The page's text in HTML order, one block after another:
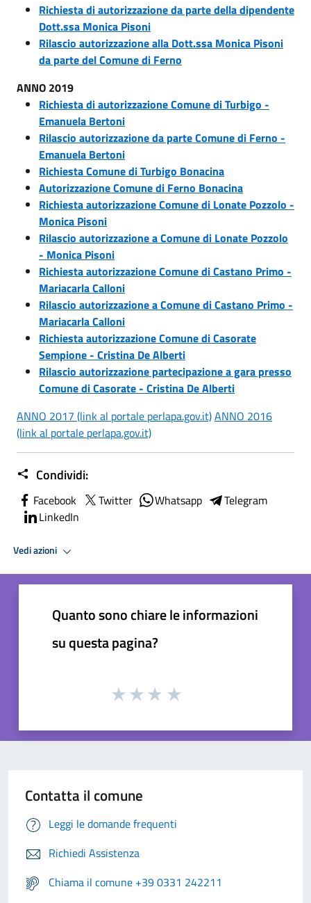
Richiesta di autorizzazione da parte della dipendente
Dott.ssa Monica Pisoni
Rilascio autorizzazione alla Dott.ssa Monica Pisoni
da parte del Comune di Ferno
ANNO 2019
Richiesta di autorizzazione Comune di Turbigo -
Emanuela Bertoni
Rilascio autorizzazione da parte Comune di Ferno -
Emanuela Bertoni
Richiesta Comune di Turbigo Bonacina
Autorizzazione Comune di Ferno Bonacina
Richiesta autorizzazione Comune di Lonate Pozzolo -
Monica Pisoni
Rilascio autorizzazione a Comune di Lonate Pozzolo
- Monica Pisoni
Richiesta autorizzazione Comune di Castano Primo -
Mariacarla Calloni
Rilascio autorizzazione a Comune di Castano Primo -
Mariacarla Calloni
Richiesta autorizzazione Comune di Casorate
Sempione - Cristina De Alberti
Rilascio autorizzazione partecipazione a gara presso
Comune di Casorate - Cristina De Alberti
ANNO 2017 (link al portale perlapa.gov.it)ANNO 2016
(link al portale perlapa.gov.it)
Condividi:
Facebook Twitter Whatsapp
Telegram
LinkedIn
Vedi azioni
Quanto sono chiare le informazioni
su questa pagina?
Contatta il comune
Leggi le domande frequenti
Richiedi Assistenza
Chiama il comune +39 0331 242211